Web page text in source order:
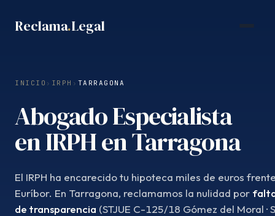
Reclama.Legal
INICIO › IRPH › TARRAGONA
Abogado Especialista
en IRPH en Tarragona
El IRPH ha encarecido tu hipoteca miles de euros
Euríbor. En Tarragona, reclamamos la nulidad por
de transparencia (STJUE C-125/18 Gómez del Moral ·